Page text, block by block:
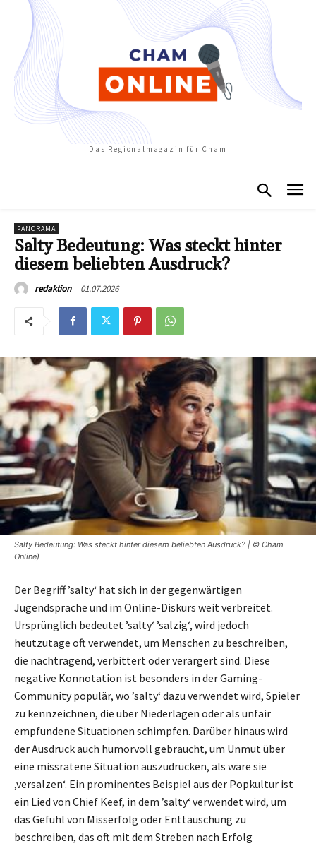
Das Regionalmagazin für Cham
PANORAMA
Salty Bedeutung: Was steckt hinter
diesem beliebten Ausdruck?
redaktion 01.07.2026
Salty Bedeutung: Was steckt hinter diesem beliebten Ausdruck? | © Cham
Online)
Der Begriff ’salty‘ hat sich in der gegenwärtigen
Jugendsprache und im Online-Diskurs weit verbreitet.
Ursprünglich bedeutet ’salty‘ ’salzig‘, wird jedoch
heutzutage oft verwendet, um Menschen zu beschreiben,
die nachtragend, verbittert oder verärgert sind. Diese
negative Konnotation ist besonders in der Gaming-
Community populär, wo ’salty‘ dazu verwendet wird, Spieler
zu kennzeichnen, die über Niederlagen oder als unfair
empfundene Situationen schimpfen. Darüber hinaus wird
der Ausdruck auch humorvoll gebraucht, um Unmut über
eine missratene Situation auszudrücken, als wäre sie
‚versalzen‘. Ein prominentes Beispiel aus der Popkultur ist
ein Lied von Chief Keef, in dem ’salty‘ verwendet wird, um
das Gefühl von Misserfolg oder Enttäuschung zu
beschreiben, das oft mit dem Streben nach Erfolg